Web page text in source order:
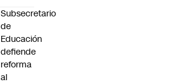
Subsecretario
de
Educación
defiende
reforma
al